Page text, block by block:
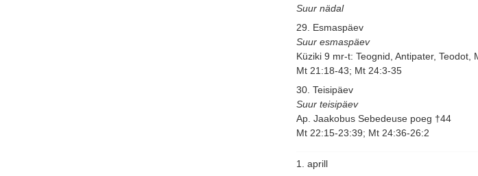
Suur nädal
29. Esmaspäev
Suur esmaspäev
Küziki 9 mr-t: Teognid, Antipater, Teodot,
Mt 21:18-43; Mt 24:3-35
30. Teisipäev
Suur teisipäev
Ap. Jaakobus Sebedeuse poeg †44
Mt 22:15-23:39; Mt 24:36-26:2
1. aprill